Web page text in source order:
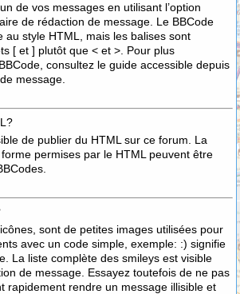
de vos messages en utilisant l’option
de rédaction de message. Le BBCode
au style HTML, mais les balises sont
[ et ] plutôt que < et >. Pour plus
consultez le guide accessible depuis
message.
de publier du HTML sur ce forum. La
permises par le HTML peuvent être
sont de petites images utilisées pour
avec un code simple, exemple: :) signifie
La liste complète des smileys est visible
de message. Essayez toutefois de ne pas
rapidement rendre un message illisible et